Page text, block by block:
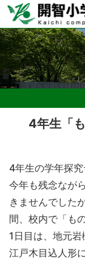
4年生「
4年生の学年探究
今年も残念なが
きませんでした
間、校内で「も
1日目は、地元岩
江戸木目込人形